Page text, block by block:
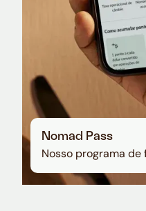
Nomad Pass
Nosso programa